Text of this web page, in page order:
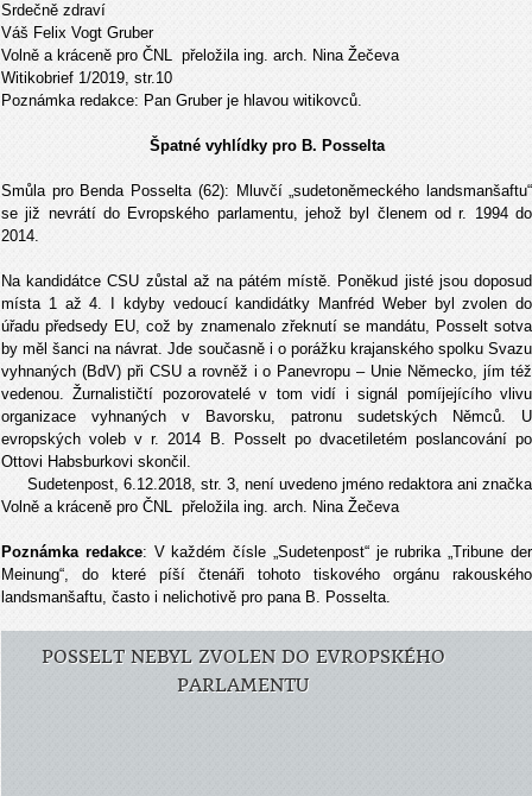
Srdečně zdraví
Váš Felix Vogt Gruber
Volně a kráceně pro ČNL přeložila ing. arch. Nina Žečeva
Witikobrief 1/2019, str.10
Poznámka redakce: Pan Gruber je hlavou witikovců.
Špatné vyhlídky pro B. Posselta
Smůla pro Benda Posselta (62): Mluvčí „sudetoněmeckého landsmanšaftu“
se již nevrátí do Evropského parlamentu, jehož byl členem od r. 1994 do
2014.
Na kandidátce CSU zůstal až na pátém místě. Poněkud jisté jsou doposud
místa 1 až 4. I kdyby vedoucí kandidátky Manfréd Weber byl zvolen do
úřadu předsedy EU, což by znamenalo zřeknutí se mandátu, Posselt sotva
by měl šanci na návrat. Jde současně i o porážku krajanského spolku Svazu
vyhnaných (BdV) při CSU a rovněž i o Panevropu – Unie Německo, jím též
vedenou. Žurnalističtí pozorovatelé v tom vidí i signál pomíjejícího vlivu
organizace vyhnaných v Bavorsku, patronu sudetských Němců. U
evropských voleb v r. 2014 B. Posselt po dvacetiletém poslancování po
Ottovi Habsburkovi skončil.
Sudetenpost, 6.12.2018, str. 3, není uvedeno jméno redaktora ani značka
Volně a kráceně pro ČNL přeložila ing. arch. Nina Žečeva
Poznámka redakce: V každém čísle „Sudetenpost“ je rubrika „Tribune der
Meinung“, do které píší čtenáři tohoto tiskového orgánu rakouského
landsmanšaftu, často i nelichotivě pro pana B. Posselta.
POSSELT NEBYL ZVOLEN DO EVROPSKÉHO
PARLAMENTU